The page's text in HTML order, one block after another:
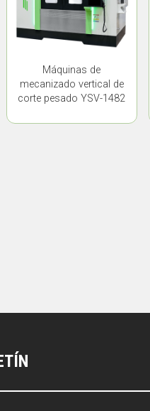
Máquinas de
mecanizado vertical de
corte pesado YSV-1482